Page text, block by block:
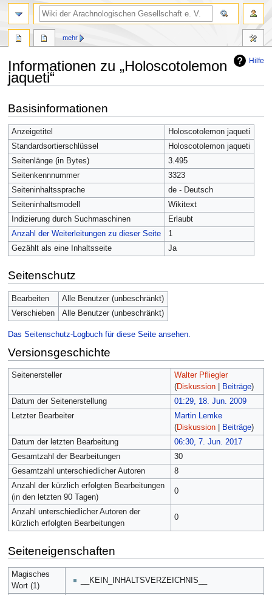
Hilfe
Informationen zu „Holoscotolemon
jaqueti“
Navigation
springen
Suche
springen
Basisinformationen
Anzeigetitel
Holoscotolemon jaqueti
Standardsortierschlüssel
Holoscotolemon jaqueti
Seitenlänge (in Bytes)
3.495
Seitenkennnummer
3323
Seiteninhaltssprache
de - Deutsch
Seiteninhaltsmodell
Wikitext
Indizierung durch Suchmaschinen
Erlaubt
Anzahl der Weiterleitungen zu dieser Seite
1
Gezählt als eine Inhaltsseite
Ja
Seitenschutz
Bearbeiten
Alle Benutzer (unbeschränkt)
Verschieben
Alle Benutzer (unbeschränkt)
Das Seitenschutz-Logbuch für diese Seite ansehen.
Versionsgeschichte
Seitenersteller
Walter Pfliegler
(Diskussion| Beiträge)
Datum der Seitenerstellung
01:29, 18. Jun. 2009
Letzter Bearbeiter
Martin Lemke
(Diskussion| Beiträge)
Datum der letzten Bearbeitung
06:30, 7. Jun. 2017
Gesamtzahl der Bearbeitungen
30
Gesamtzahl unterschiedlicher Autoren
8
Anzahl der kürzlich erfolgten Bearbeitungen
(in den letzten 90 Tagen)
0
Anzahl unterschiedlicher Autoren der
kürzlich erfolgten Bearbeitungen
0
Seiteneigenschaften
Magisches
Wort (1)
__KEIN_INHALTSVERZEICHNIS__
mehr